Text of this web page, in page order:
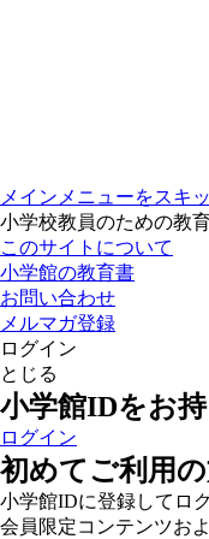
メインメニューをスキ
小学校教員のための教
このサイトについて
小学館の教育書
お問い合わせ
メルマガ登録
ログイン
とじる
小学館IDをお
ログイン
初めてご利用
小学館IDに登録してロ
会員限定コンテンツお